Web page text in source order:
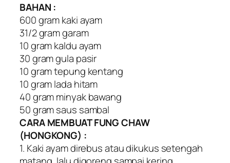
BAHAN :
600 gram kaki ayam
31/2 gram garam
10 gram kaldu ayam
30 gram gula pasir
10 gram tepung kentang
10 gram lada hitam
40 gram minyak bawang
50 gram saus sambal
CARA MEMBUAT FUNG CHAW
(HONGKONG) :
1. Kaki ayam direbus atau dikukus setengah